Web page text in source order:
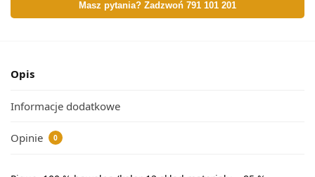
Masz pytania? Zadzwoń 791 101 201
Opis
Informacje dodatkowe
Opinie 0